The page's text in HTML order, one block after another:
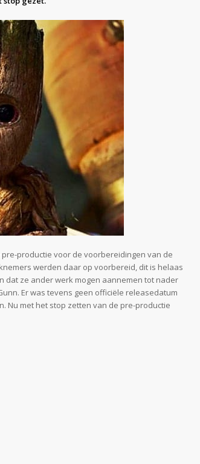
productie voor de voorbereidingen van de
werden daar op voorbereid, dit is helaas
dat ze ander werk mogen aannemen tot nader
Er was tevens geen officiële releasedatum
Nu met het stop zetten van de pre-productie